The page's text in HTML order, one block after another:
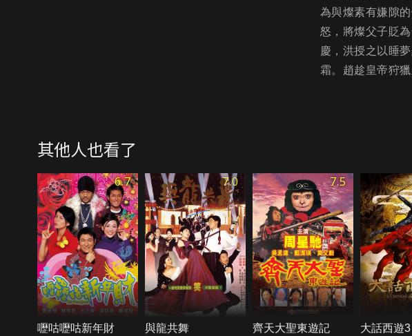
為與燦素有嫌隙
怒，將燦父子貶
慶，洪授之以睡
霜。趙趁皇帝狩
其他人也看了
6.7
嚦咕嚦咕新年財
7.0
與龍共舞
7.5
齊天大聖東遊記 大話西遊3